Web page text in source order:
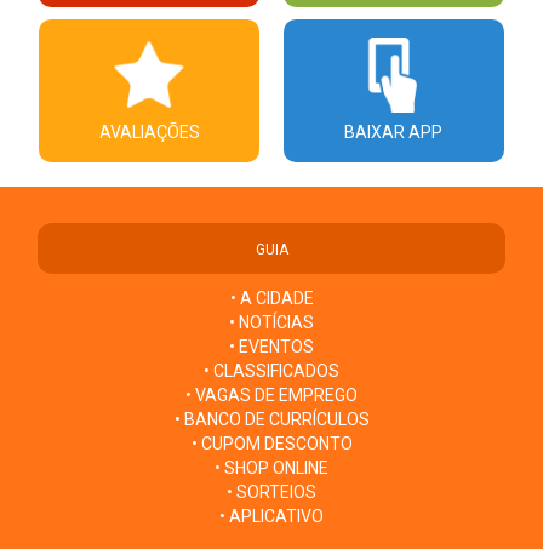
AVALIAÇÕES BAIXAR APP
GUIA
• A CIDADE
• NOTÍCIAS
• EVENTOS
• CLASSIFICADOS
• VAGAS DE EMPREGO
• BANCO DE CURRÍCULOS
• CUPOM DESCONTO
• SHOP ONLINE
• SORTEIOS
• APLICATIVO